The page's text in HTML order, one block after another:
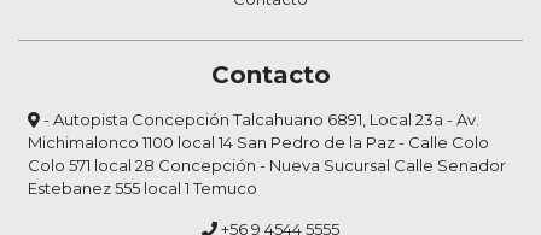
Contacto
- Autopista Concepción Talcahuano 6891, Local 23a - Av.
Michimalonco 1100 local 14 San Pedro de la Paz - Calle Colo
Colo 571 local 28 Concepción - Nueva Sucursal Calle Senador
Estebanez 555 local 1 Temuco
+56 9 4544 5555